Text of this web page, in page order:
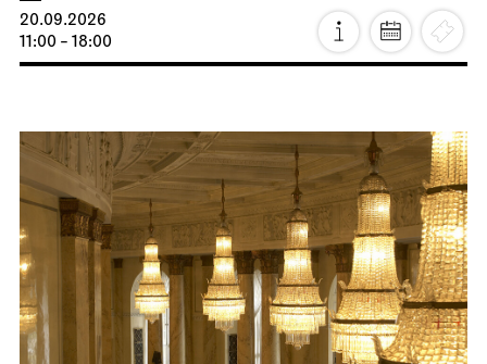
20.09.2026
11:00 - 18:00